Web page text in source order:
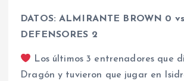
DATOS: ALMIRANTE BROWN 0
DEFENSORES 2
Los últimos 3 entrenadores que
Dragón y tuvieron que jugar en